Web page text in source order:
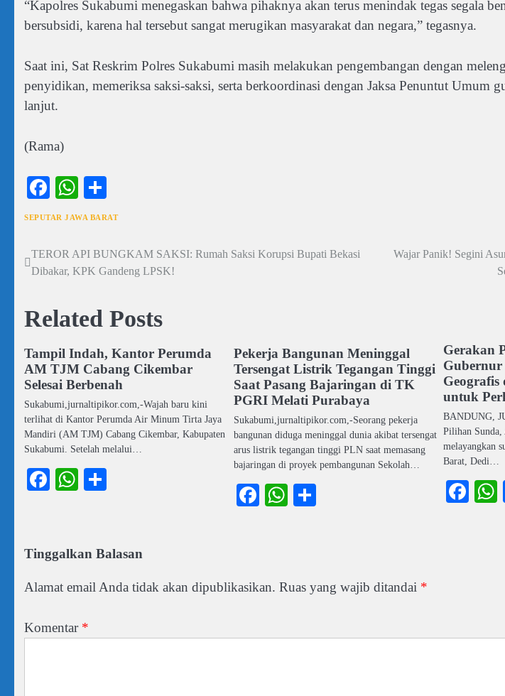
“Kapolres Sukabumi menegaskan bahwa pihaknya akan terus menindak tegas segala
bersubsidi, karena hal tersebut sangat merugikan masyarakat dan negara,” tegasnya.
Saat ini, Sat Reskrim Polres Sukabumi masih melakukan pengembangan dengan
penyidikan, memeriksa saksi-saksi, serta berkoordinasi dengan Jaksa Penuntut Umum
lanjut.
(Rama)
Facebook
WhatsApp
SEPUTAR JAWA BARAT
Navigasi
TEROR API BUNGKAM SAKSI: Rumah Saksi Korupsi Bupati Bekasi
Dibakar, KPK Gandeng LPSK!
Wajar Panik! Segini
Related Posts
Tampil Indah, Kantor Perumda
AM TJM Cabang Cikembar
Selesai Berbenah
Sukabumi,jurnaltipikor.com,-Wajah baru kini
terlihat di Kantor Perumda Air Minum Tirta Jaya
Mandiri (AM TJM) Cabang Cikembar, Kabupaten
Sukabumi. Setelah melalui…
Facebook
WhatsApp
Pekerja Bangunan Meninggal
Tersengat Listrik Tegangan Tinggi
Saat Pasang Bajaringan di TK
PGRI Melati Purabaya
Sukabumi,jurnaltipikor.com,-Seorang pekerja
bangunan diduga meninggal dunia akibat tersengat
arus listrik tegangan tinggi PLN saat memasang
bajaringan di proyek pembangunan Sekolah…
Facebook
WhatsApp
Gerakan
Geografis
untuk
BANDUNG,
Pilihan Sunda,
melayangkan
Barat, Dedi…
Tinggalkan Balasan
Alamat email Anda tidak akan dipublikasikan. Ruas yang wajib ditandai *
Komentar *